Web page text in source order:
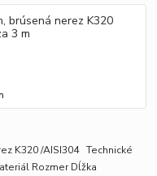
K320 /AISI304 Technické
Rozmer Dĺžka